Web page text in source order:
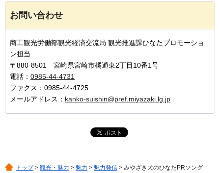
お問い合わせ
商工観光労働部観光経済交流局 観光推進課ひなたプロモーショ
ン担当
〒880-8501 宮崎県宮崎市橘通東2丁目10番1号
電話： 0985-44-4731
ファクス：0985-44-4725
メールアドレス： kanko-suishin@pref.miyazaki.lg.jp
トップ> 観光・魅力 > 魅力 > 魅力発信 > みやざき犬のひなたPRソング